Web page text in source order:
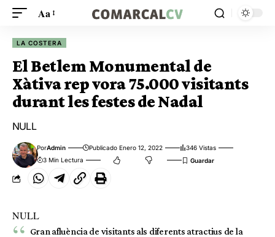
Aa
LA COSTERA
El Betlem Monumental de
Xàtiva rep vora 75.000 visitants
durant les festes de Nadal
NULL
PorAdmin Publicado Enero 12, 2022
346 Vistas
3 Min Lectura
NULL
Gran afluència de visitants als diferents atractius de la